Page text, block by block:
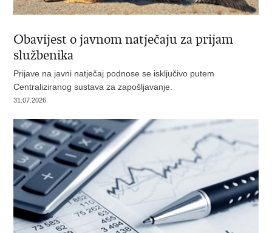
Obavijest o javnom natječaju za prijam
službenika
Prijave na javni natječaj podnose se isključivo putem
Centraliziranog sustava za zapošljavanje.
31.07.2026.